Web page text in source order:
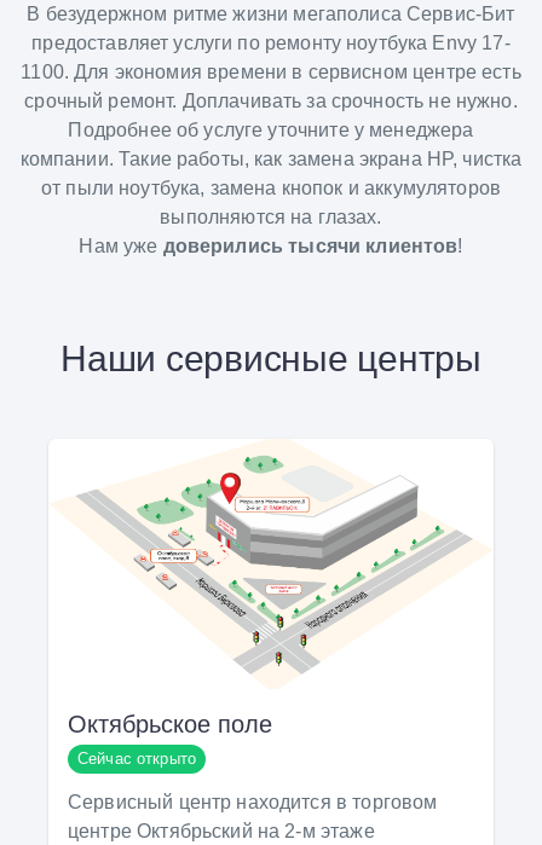
В безудержном ритме жизни мегаполиса Сервис-Бит
предоставляет услуги по ремонту ноутбука Envy 17-
1100. Для экономия времени в сервисном центре есть
срочный ремонт. Доплачивать за срочность не нужно.
Подробнее об услуге уточните у менеджера
компании. Такие работы, как замена экрана HP, чистка
от пыли ноутбука, замена кнопок и аккумуляторов
выполняются на глазах.
Нам уже доверились тысячи клиентов!
Наши сервисные центры
Октябрьское поле
Сейчас открыто
Сервисный центр находится в торговом
центре Октябрьский на 2-м этаже